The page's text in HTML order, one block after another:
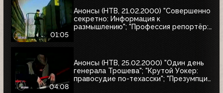
01:05
Анонсы (НТВ, 21.02.2000) "Совершенно
секретно: Информация к
размышлению"; "Профессия репортёр:
04:08
Анонсы (НТВ, 25.02.2000) "Один день
генерала Трошева"; "Крутой Уокер:
правосудие по-техасски"; "Презумпция